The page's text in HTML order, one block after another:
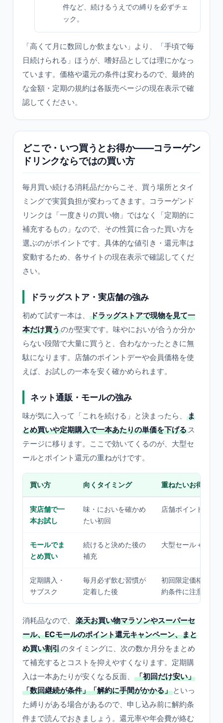
件など、続けるうえでの縛りを必ずチェ
ック。
「高くて月に数回しか飲まない」より、「手頃で毎
日続けられる」ほうが、嗜好品としては理にかなっ
ています。価格や還元の条件は変わるので、最終的
な金額・定期の規約は各販売ページの現在表示で確
認してください。
どこで・いつ買うとお得か——コラーゲン
ドリンクならではの買い方
毎月買い続ける消耗品だからこそ、買う場所とタイ
ミングで実質負担が変わってきます。コラーゲンド
リンクは「一度きりの買い物」ではなく「定期的に
補充するもの」なので、その性質に合った買い方を
選ぶのがポイントです。具体的な値引き・還元率は
変動するため、各サイトの現在表示で確認してくだ
さい。
ドラッグストア・実店舗の強み
初めて試す一本は、
ドラッグストアで現物を見て一
本だけ買うのが堅実です。味やにおいが合うか分か
らない段階で大量に買うと、合わなかったときに無
駄になります。店舗のポイントデーや会員価格を使
えば、お試しの一本を安く確かめられます。
ネット通販・モールの強み
味が気に入って「これを続ける」と決まったら、
ま
とめ買いや定期購入で一本あたりの単価を下げるス
テージに移ります。ここで効いてくるのが、大型セ
ールとポイント還元の重ねがけです。
買い方 向くタイミング 重ねたいお得
実店舗で一
本お試し
味・においを確かめ
たい初回
店舗ポイントデー
モールでま
とめ買い
続けると決めた後の
補充
大型セール＋ポイ
定期購入・
サブスク
毎月必ず飲む習慣が
定着した後
初回限定価格・継
約条件に注意）
消耗品なので、
楽天お買い物マラソンやスーパーセ
ール、ECモールのポイント還元キャンペーン、まと
め買い割引のタイミングに、次の数か月分をまとめ
て補充するとコストを抑えやすくなります。定期購
入は一本あたりが安くなる反面、
「初回だけ安い」
「数回継続が条件」「解約に手間がかかる」 といっ
た縛りがある場合があるので、申し込み前に解約条
件まで読んでおきましょう。還元率や年会費が絡む